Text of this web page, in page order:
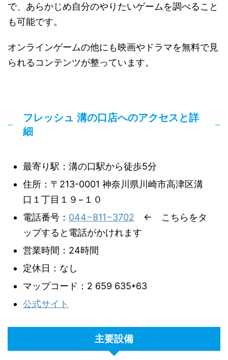
で、あらかじめ自分のやりたいゲームを調べること
も可能です。
オンラインゲームの他にも映画やドラマを無料で見
られるコンテンツが整っています。
フレッシュ 溝の口店へのアクセスと詳
細
最寄り駅：溝の口駅から徒歩5分
住所：〒213-0001 神奈川県川崎市高津区溝
口１丁目１９−１０
電話番号： 044−811−3702 ← こちらをタ
ップすると電話がかけれます
営業時間：24時間
定休日：なし
マップコード：2 659 635*63
公式サイト
主要設備